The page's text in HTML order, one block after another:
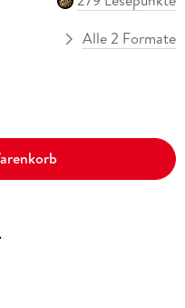
Alle 2 Formate